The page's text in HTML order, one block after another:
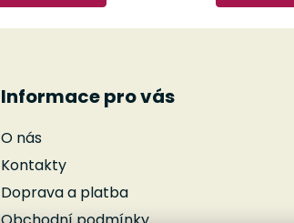
Informace pro vás
O nás
Kontakty
Doprava a platba